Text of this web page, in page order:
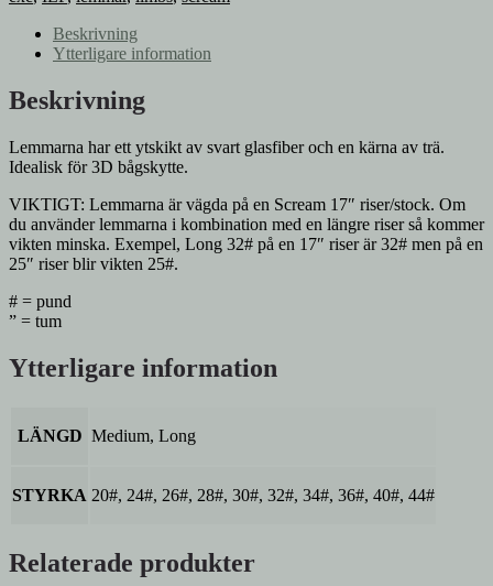
mängd
Beskrivning
Ytterligare information
Beskrivning
Lemmarna har ett ytskikt av svart glasfiber och en kärna av trä.
Idealisk för 3D bågskytte.
VIKTIGT: Lemmarna är vägda på en Scream 17″ riser/stock. Om
du använder lemmarna i kombination med en längre riser så kommer
vikten minska. Exempel, Long 32# på en 17″ riser är 32# men på en
25″ riser blir vikten 25#.
# = pund
” = tum
Ytterligare information
LÄNGD Medium, Long
STYRKA 20#, 24#, 26#, 28#, 30#, 32#, 34#, 36#, 40#, 44#
Relaterade produkter